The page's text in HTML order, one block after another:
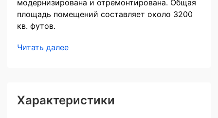
модернизирована и отремонтирована. Общая
площадь помещений составляет около 3200
кв. футов.
Читать далее
Характеристики